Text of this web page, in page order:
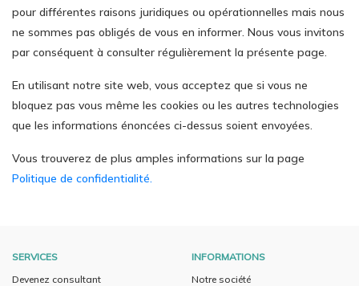
pour différentes raisons juridiques ou opérationnelles mais nous
ne sommes pas obligés de vous en informer. Nous vous invitons
par conséquent à consulter régulièrement la présente page.
En utilisant notre site web, vous acceptez que si vous ne
bloquez pas vous même les cookies ou les autres technologies
que les informations énoncées ci-dessus soient envoyées.
Vous trouverez de plus amples informations sur la page
Politique de confidentialité.
SERVICES
Devenez consultant
INFORMATIONS
Notre société